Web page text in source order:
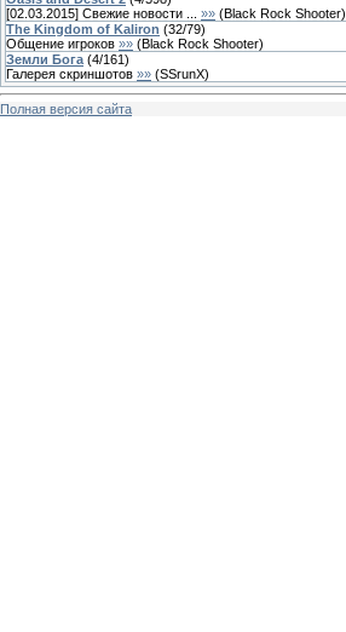
[02.03.2015] Свежие новости ...
»» (Black Rock Shooter)
The Kingdom of Kaliron (32/79)
Общение игроков »» (Black Rock Shooter)
Земли Бога (4/161)
Галерея скриншотов »» (SSrunX)
Полная версия сайта